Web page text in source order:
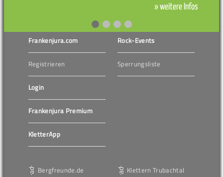
» weitere Infos
Frankenjura.com
Registrieren
Login
Frankenjura Premium
KletterApp
Rock-Events
Sperrungsliste
Bergfreunde.de Klettern Trubachtal